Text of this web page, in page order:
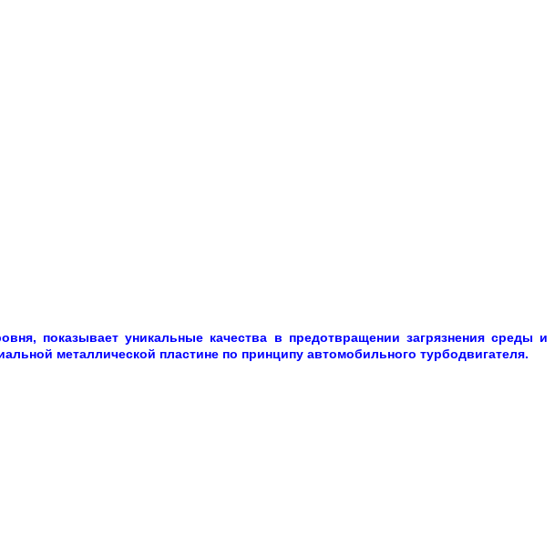
показывает уникальные качества в предотвращении загрязнения среды и
металлической пластине по принципу автомобильного турбодвигателя.